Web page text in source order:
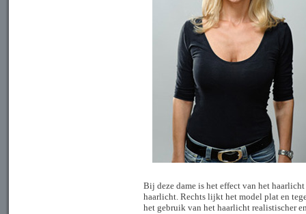
Bij deze dame is het effect van het
haarlicht. Rechts lijkt het model plat en
het gebruik van het haarlicht realistischer